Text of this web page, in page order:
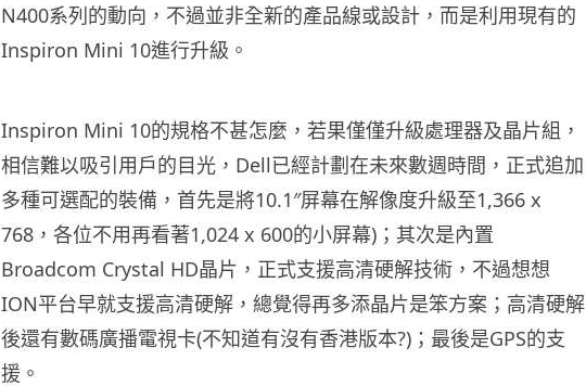
N400系列的動向，不過並非全新的產品線或設計，而是利用現有的
Inspiron Mini 10進行升級。
Inspiron Mini 10的規格不甚怎麼，若果僅僅升級處理器及晶片組，
相信難以吸引用戶的目光，Dell已經計劃在未來數週時間，正式追加
多種可選配的裝備，首先是將10.1″屏幕在解像度升級至1,366 x
768，各位不用再看著1,024 x 600的小屏幕)；其次是內置
Broadcom Crystal HD晶片，正式支援高清硬解技術，不過想想
ION平台早就支援高清硬解，總覺得再多添晶片是笨方案；高清硬解
後還有數碼廣播電視卡(不知道有沒有香港版本?)；最後是GPS的支
援。